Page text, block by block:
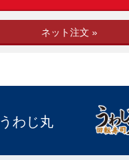
ネット注文 »
うわじ丸